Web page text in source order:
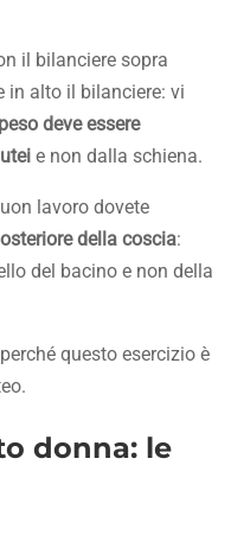
il bilanciere sopra
in alto il bilanciere: vi
deve essere
e non dalla schiena.
lavoro dovete
della coscia:
del bacino e non della
questo esercizio è
donna: le